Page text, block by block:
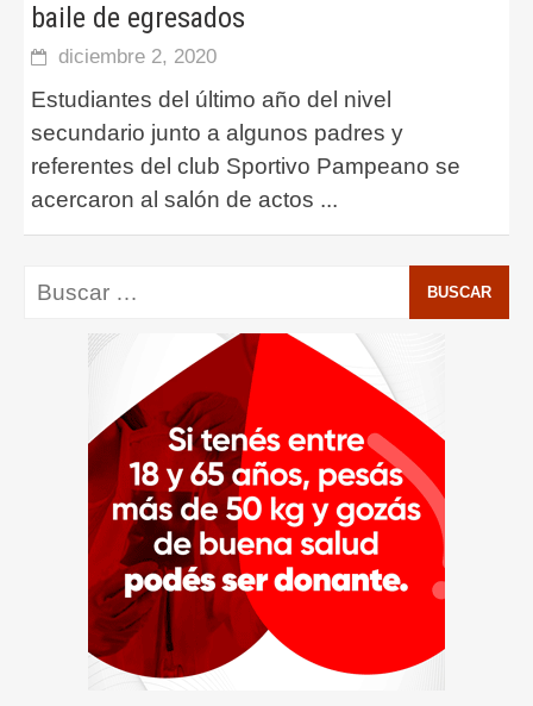
baile de egresados
diciembre 2, 2020
Estudiantes del último año del nivel
secundario junto a algunos padres y
referentes del club Sportivo Pampeano se
acercaron al salón de actos ...
Buscar: